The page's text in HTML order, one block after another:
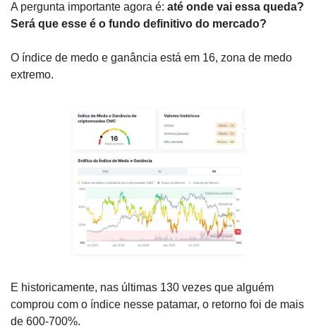
A pergunta importante agora é: até onde vai essa queda?
Será que esse é o fundo definitivo do mercado?
O índice de medo e ganância está em 16, zona de medo
extremo.
E historicamente, nas últimas 130 vezes que alguém
comprou com o índice nesse patamar, o retorno foi de mais
de 600-700%.